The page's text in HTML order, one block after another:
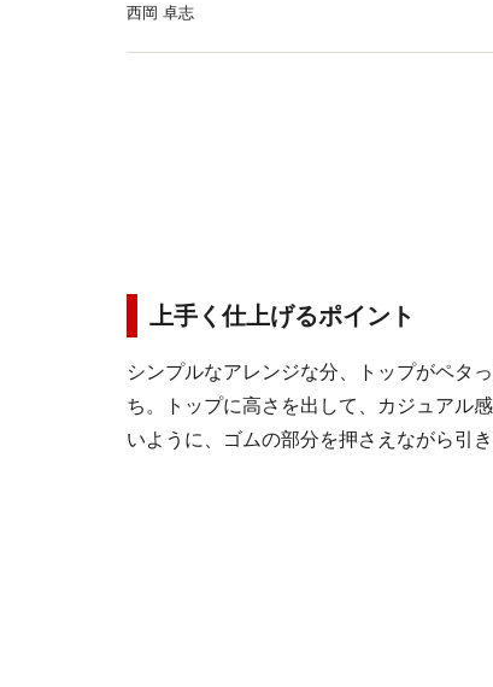
西岡 卓志
上手く仕上げるポイント
シンプルなアレンジな分、トップがペタ
ち。トップに高さを出して、カジュアル
いように、ゴムの部分を押さえながら引